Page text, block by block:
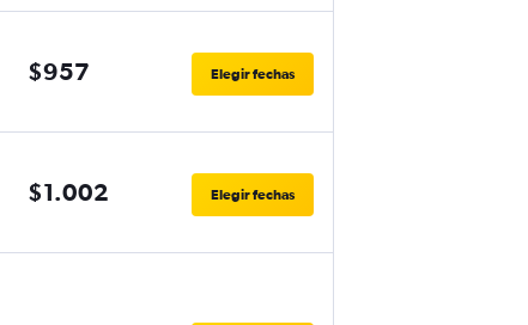
$957 Elegir fechas
$1.002 Elegir fechas